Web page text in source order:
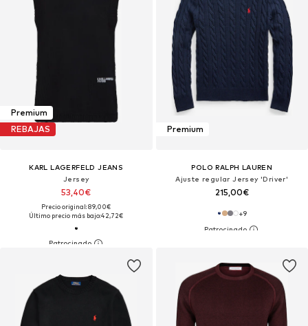
Premium
REBAJAS
KARL LAGERFELD JEANS
Jersey
53,40€
Precio original: 89,00€
Último precio más bajo:42,72€
Premium
POLO RALPH LAUREN
Ajuste regular Jersey 'Driver'
215,00€
+9